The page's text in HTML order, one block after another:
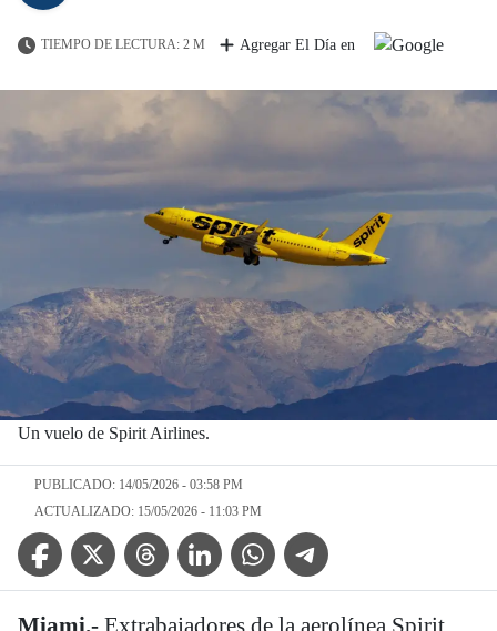
TIEMPO DE LECTURA: 2 M Agregar El Día en
Un vuelo de Spirit Airlines.
PUBLICADO: 14/05/2026 - 03:58 PM
ACTUALIZADO: 15/05/2026 - 11:03 PM
Facebook IconTwitter IconThreads IconLinkedin IconWhatsApp IconTelegram Icon